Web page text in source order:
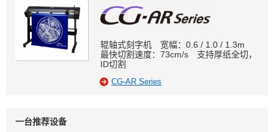
辊轴式刻字机 宽幅：0.6 / 1.0 / 1.3m
最快切割速度：73cm/s 支持厚纸全切，
ID切割
CG-AR Series
一台推荐设备